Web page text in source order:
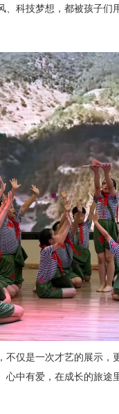
科技梦想，都被孩子们
不仅是一次才艺的展示
中有爱，在成长的旅途